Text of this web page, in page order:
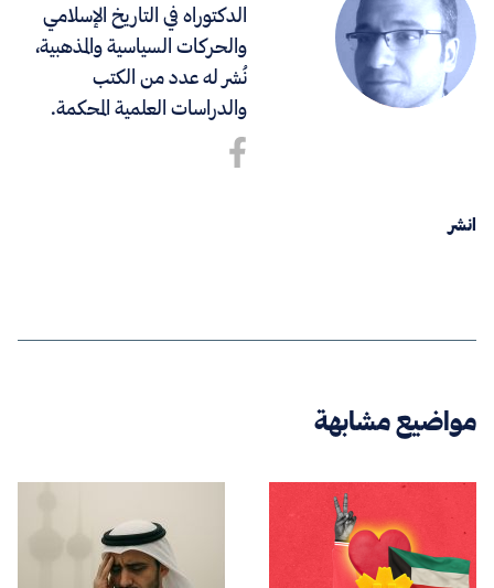
الدكتوراه في التاريخ الإسلامي
والحركات السياسية والمذهبية،
نُشر له عدد من الكتب
والدراسات العلمية المحكمة.
انشر
مواضيع مشابهة